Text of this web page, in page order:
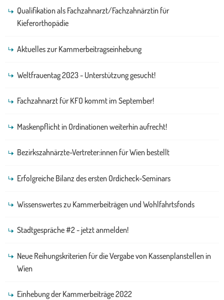
Qualifikation als Fachzahnarzt/Fachzahnärztin für
Kieferorthopädie
Aktuelles zur Kammerbeitragseinhebung
Weltfrauentag 2023 - Unterstützung gesucht!
Fachzahnarzt für KFO kommt im September!
Maskenpflicht in Ordinationen weiterhin aufrecht!
Bezirkszahnärzte-Vertreter:innen für Wien bestellt
Erfolgreiche Bilanz des ersten Ordicheck-Seminars
Wissenswertes zu Kammerbeiträgen und Wohlfahrtsfonds
Stadtgespräche #2 - jetzt anmelden!
Neue Reihungskriterien für die Vergabe von Kassenplanstellen in
Wien
Einhebung der Kammerbeiträge 2022